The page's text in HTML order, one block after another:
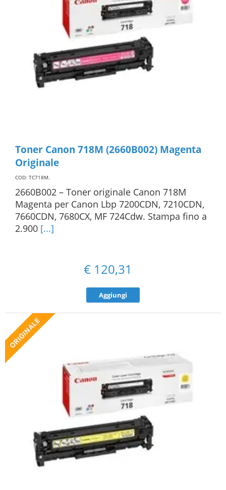
Toner Canon 718M (2660B002) Magenta
Originale
COD: TC718M.
2660B002 – Toner originale Canon 718M
Magenta per Canon Lbp 7200CDN, 7210CDN,
7660CDN, 7680CX, MF 724Cdw. Stampa fino a
2.900 [...]
€ 120,31
Aggiungi